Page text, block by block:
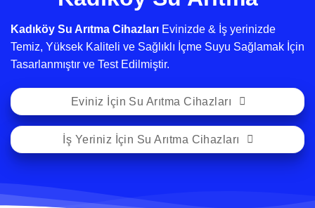
Kadıköy Su Arıtma Cihazları Evinizde & İş yerinizde
Temiz, Yüksek Kaliteli ve Sağlıklı İçme Suyu Sağlamak İçin
Tasarlanmıştır ve Test Edilmiştir.
Eviniz İçin Su Arıtma Cihazları
İş Yeriniz İçin Su Arıtma Cihazları